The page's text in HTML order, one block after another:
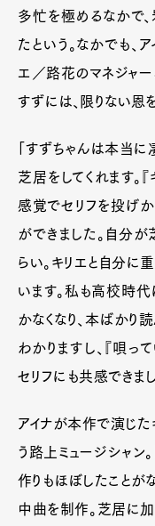
多忙を極めるなかで
たという。なかでも、
エ／路花のマネジャ
すずには、限りない恩
「すずちゃんは本当
芝居をしてくれます。
感覚でセリフを投げか
ができました。自分が
らい。キリエと自分に
います。私も高校時
かなくなり、本ばかり
わかりますし、『唄っ
セリフにも共感できまし
アイナが本作で演じ
う路上ミュージシャン
作りもほぼしたことが
中曲を制作。芝居に